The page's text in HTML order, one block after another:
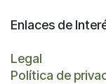
Enlaces de
Legal
Política de